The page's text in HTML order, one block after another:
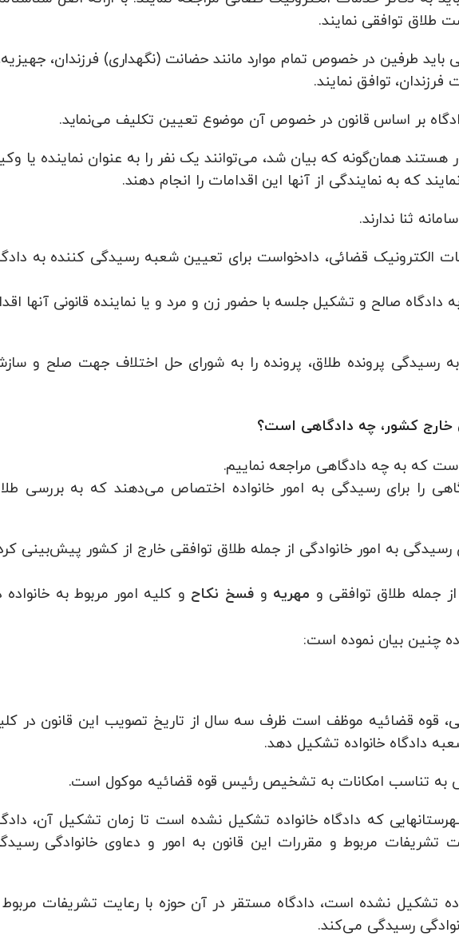
طلاق توافقی نمایند.
باید طرفین در خصوص تمام موارد مانند حضانت (نگهداری) فرزندان،
توافق نمایند.
بر اساس قانون در خصوص آن موضوع تعیین تکلیف می‌نماید.
همان‌گونه که بیان شد، می‌توانند یک نفر را به عنوان نماینده یا
که به نمایندگی از آنها این اقدامات را انجام دهند.
ثنا ندارند.
الکترونیک قضائی، دادخواست برای تعیین شعبه رسیدگی کننده به
صالح و تشکیل جلسه با حضور زن و مرد و یا نماینده قانونی آنها
رسیدگی پرونده طلاق، پرونده را به شورای حل اختلاف جهت صلح و
خارج کشور، چه دادگاهی است؟
که به چه دادگاهی مراجعه نماییم.
را برای رسیدگی به امور خانواده اختصاص می‌دهند که به بررسی
رسیدگی به امور خانوادگی از جمله طلاق توافقی خارج از کشور پیش‌بینی
جمله طلاق توافقی و مهریه و فسخ نکاح و کلیه امور مربوط به خانواده
قوه قضائیه موظف است ظرف سه سال از تاریخ تصویب این قانون در
دادگاه خانواده تشکیل دهد.
به تناسب امکانات به تشخیص رئیس قوه قضائیه موکول است.
که دادگاه خانواده تشکیل نشده است تا زمان تشکیل آن،
تشریفات مربوط و مقررات این قانون به امور و دعاوی خانوادگی
تشکیل نشده است، دادگاه مستقر در آن حوزه با رعایت تشریفات
رسیدگی می‌کند.